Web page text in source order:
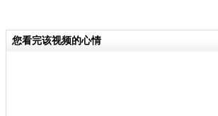
您看完该视频的心情